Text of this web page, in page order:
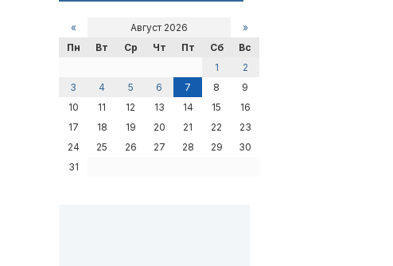
« Август 2026
»
Пн
Вт Ср Чт Пт Сб
Вс
1
2
3
4 5 6 7 8
9
10
11 12 13 14 15
16
17
18 19 20 21 22
23
24
25 26 27 28 29
30
31